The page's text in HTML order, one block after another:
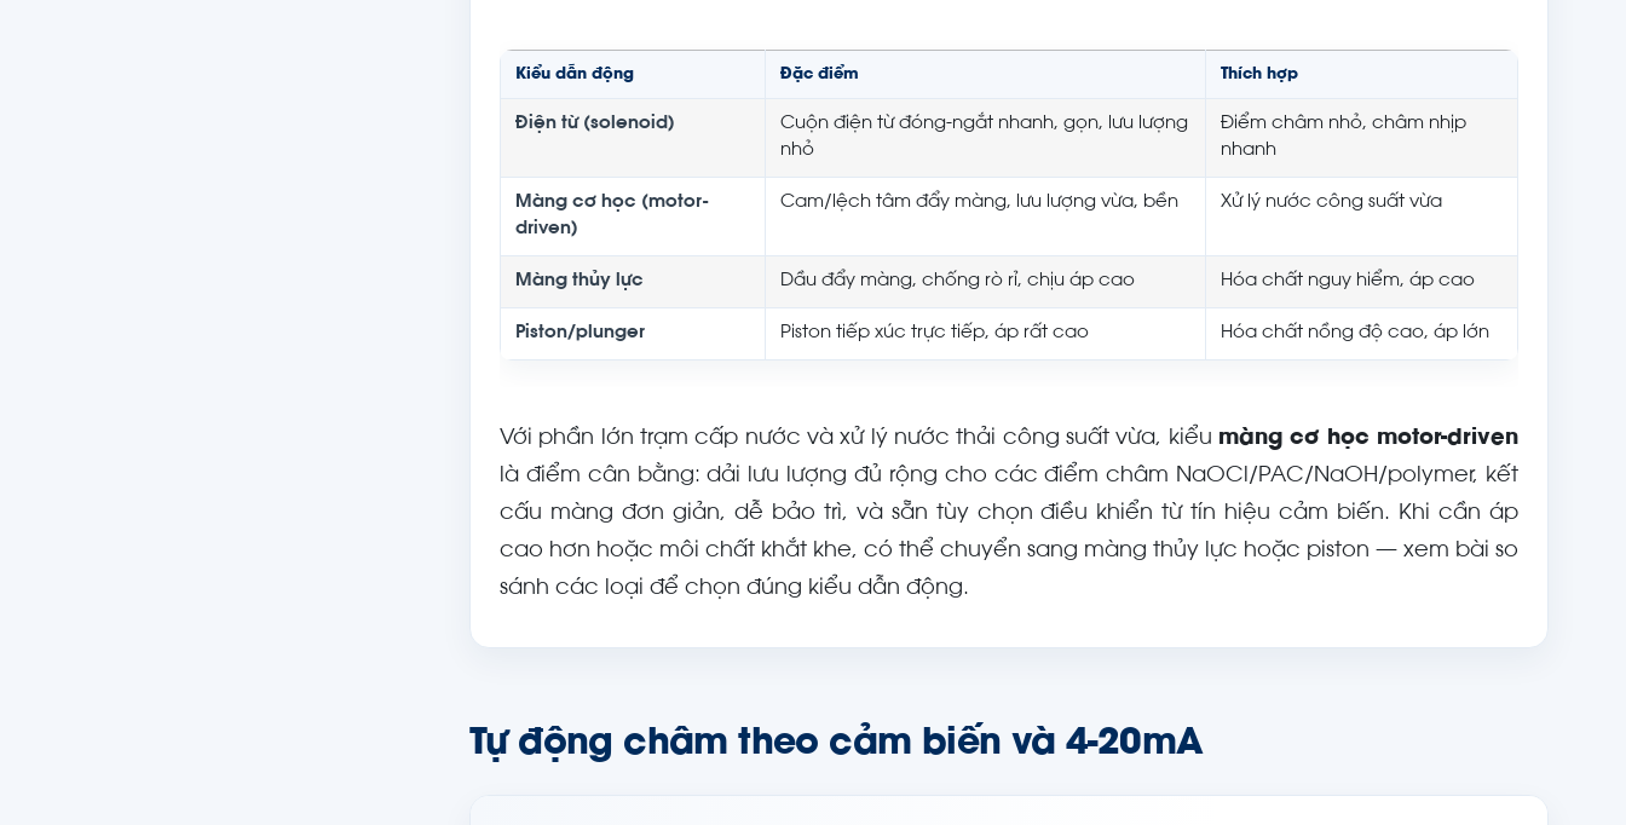
Kiểu dẫn động Đặc điểm Thích hợp
Điện từ (solenoid)
Cuộn điện từ đóng-ngắt nhanh, gọn, lưu lượng
nhỏ
Điểm châm nhỏ, châm nhịp
nhanh
Màng cơ học (motor-
driven)
Cam/lệch tâm đẩy màng, lưu lượng vừa, bền Xử lý nước công suất vừa
Màng thủy lực Dầu đẩy màng, chống rò rỉ, chịu áp cao Hóa chất nguy hiểm, áp cao
Piston/plunger Piston tiếp xúc trực tiếp, áp rất cao Hóa chất nồng độ cao, áp lớn
Với phần lớn trạm cấp nước và xử lý nước thải công suất vừa, kiểu màng cơ học motor-driven
là điểm cân bằng: dải lưu lượng đủ rộng cho các điểm châm NaOCl/PAC/NaOH/polymer, kết
cấu màng đơn giản, dễ bảo trì, và sẵn tùy chọn điều khiển từ tín hiệu cảm biến. Khi cần áp
cao hơn hoặc môi chất khắt khe, có thể chuyển sang màng thủy lực hoặc piston — xem bài so
sánh các loại để chọn đúng kiểu dẫn động.
Tự động châm theo cảm biến và 4-20mA